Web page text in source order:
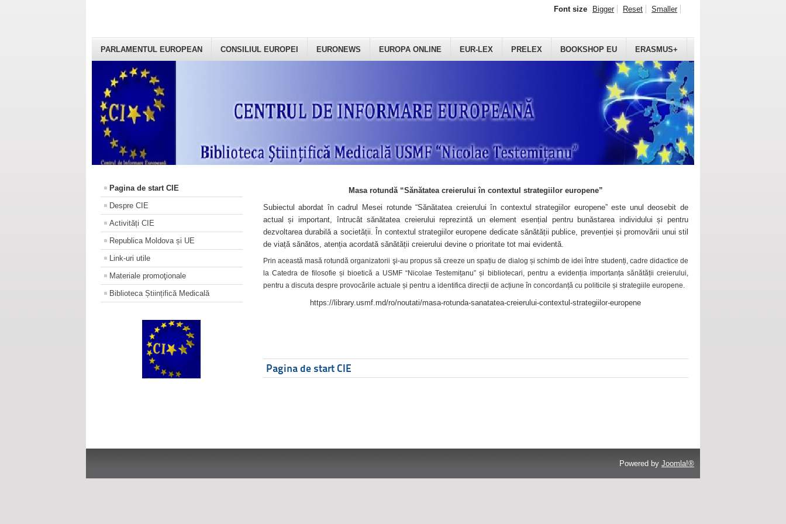
PARLAMENTUL EUROPEAN CONSILIUL EUROPEI EURONEWS EUROPA ONLINE EUR-LEX PRELEX BOOKSHOP EU ERASMUS+
Font size Bigger Reset Smaller
Pagina de start CIE
Despre CIE
Activități CIE
Republica Moldova și UE
Link-uri utile
Materiale promoţionale
Biblioteca Științifică Medicală
Masa rotundă “Sănătatea creierului în contextul strategiilor europene”
Subiectul abordat în cadrul Mesei rotunde “Sănătatea creierului în contextul strategiilor europene” este unul deosebit de
actual și important, întrucât sănătatea creierului reprezintă un element esențial pentru bunăstarea individului și pentru
dezvoltarea durabilă a societății. În contextul strategiilor europene dedicate sănătății publice, prevenției și promovării unui stil
de viață sănătos, atenția acordată sănătății creierului devine o prioritate tot mai evidentă.
Prin această masă rotundă organizatorii şi-au propus să creeze un spațiu de dialog și schimb de idei între studenți, cadre didactice de
la Catedra de filosofie și bioetică a USMF “Nicolae Testemițanu” și bibliotecari, pentru a evidenția importanța sănătății creierului,
pentru a discuta despre provocările actuale și pentru a identifica direcții de acțiune în concordanță cu politicile și strategiile europene.
https://library.usmf.md/ro/noutati/masa-rotunda-sanatatea-creierului-contextul-strategiilor-europene
Pagina de start CIE
Powered by Joomla!®